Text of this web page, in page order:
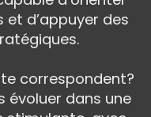
et d’appuyer des
correspondent?
évoluer dans une